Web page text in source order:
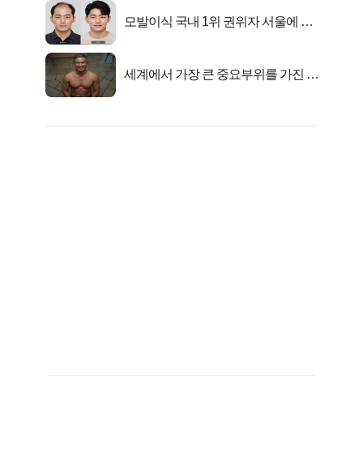
모발이식 국내 1위 권위자 서울에 있
세계에서 가장 큰 중요부위를 가진 남